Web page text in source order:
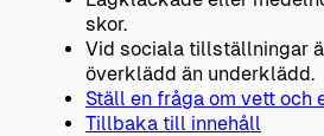
skor.
Vid sociala tillställningar
överklädd än underklädd.
Ställ en fråga om vett och
Tillbaka till innehåll